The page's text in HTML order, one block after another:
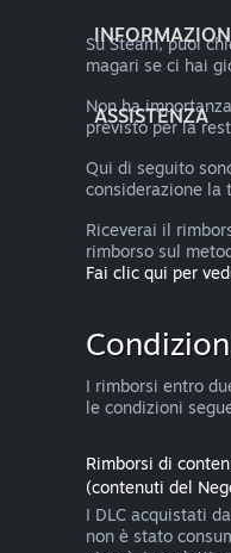
ASSISTENZA
Su Steam, puoi
magari se ci hai
Non ha
previsto per la
Qui di seguito
considerazione la
Riceverai il
rimborso sul
Fai clic qui per
I rimborsi entro
le condizioni
Rimborsi di
(contenuti del
I DLC acquistati
non è stato